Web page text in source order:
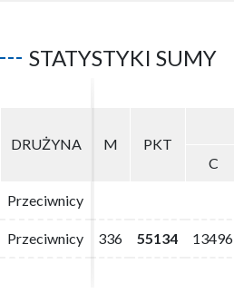
STATYSTYKI SUMY
DRUŻYNA M PKT
C
Przeciwnicy
Przeciwnicy 336 55134 13496
DRUŻYNA M PKT
C
Przeciwnicy
Przeciwnicy 336 55134 13496